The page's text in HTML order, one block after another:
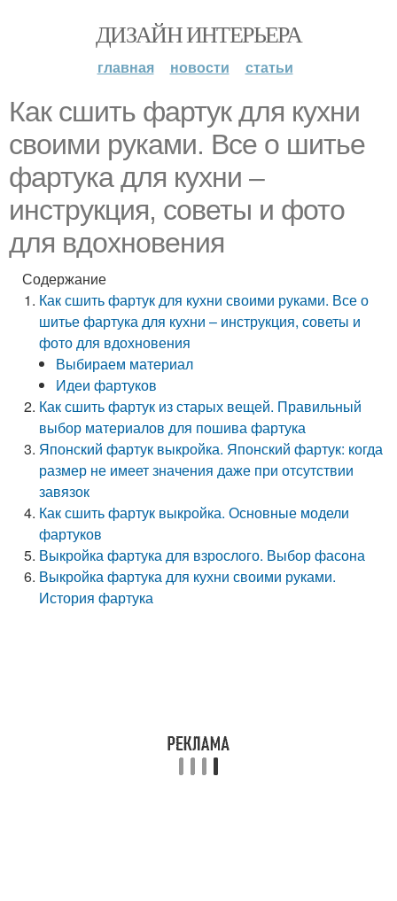
ДИЗАЙН ИНТЕРЬЕРА
главная новости статьи
Как сшить фартук для кухни
своими руками. Все о шитье
фартука для кухни –
инструкция, советы и фото
для вдохновения
Содержание
Как сшить фартук для кухни своими руками. Все о
шитье фартука для кухни – инструкция, советы и
фото для вдохновения
Выбираем материал
Идеи фартуков
Как сшить фартук из старых вещей. Правильный
выбор материалов для пошива фартука
Японский фартук выкройка. Японский фартук: когда
размер не имеет значения даже при отсутствии
завязок
Как сшить фартук выкройка. Основные модели
фартуков
Выкройка фартука для взрослого. Выбор фасона
Выкройка фартука для кухни своими руками.
История фартука